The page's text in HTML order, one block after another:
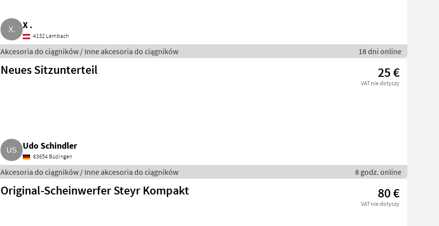
X .
4132 Lembach
Akcesoria do ciągników / Inne akcesoria do ciągników 18 dni online
Neues Sitzunterteil 25 €
VAT nie dotyczy
Udo Schindler
63654 Büdingen
Akcesoria do ciągników / Inne akcesoria do ciągników 8 godz. online
Original-Scheinwerfer Steyr Kompakt 80 €
VAT nie dotyczy